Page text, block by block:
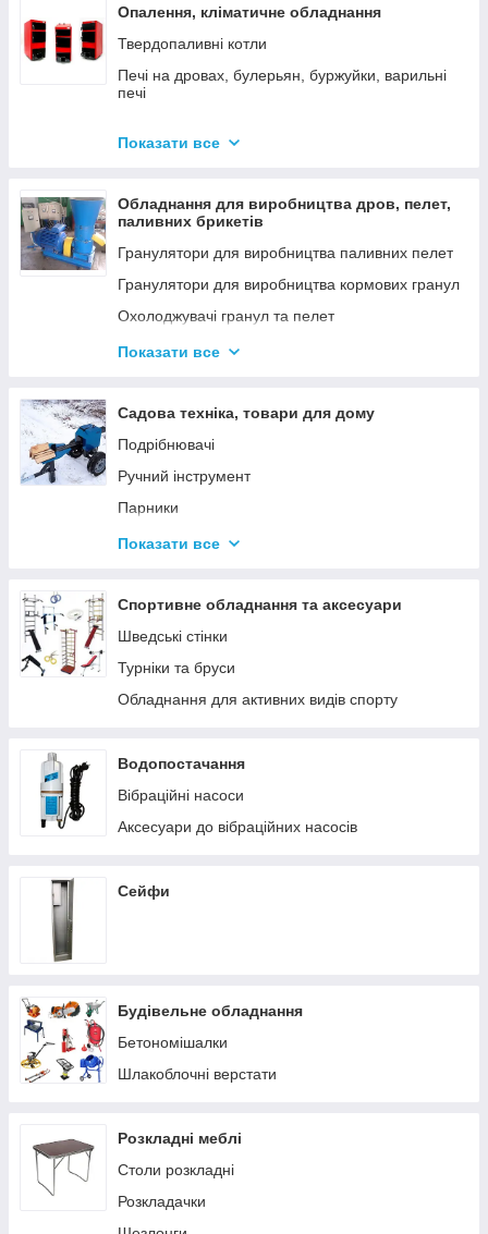
Опалення, кліматичне обладнання
Твердопаливні котли
Печі на дровах, булерьян, буржуйки, варильні
печі
Котли електричні
Газові котли
Аксесуари для твердопаливних котлів
Показати все
Обладнання для виробництва дров, пелет,
паливних брикетів
Гранулятори для виробництва паливних пелет
Гранулятори для виробництва кормових гранул
Охолоджувачі гранул та пелет
Подрібнювачі
Дровоколи
Показати все
Садова техніка, товари для дому
Подрібнювачі
Ручний інструмент
Парники
Термоси
Показати все
Спортивне обладнання та аксесуари
Шведські стінки
Турніки та бруси
Обладнання для активних видів спорту
Водопостачання
Вібраційні насоси
Аксесуари до вібраційних насосів
Сейфи
Будівельне обладнання
Бетономішалки
Шлакоблочні верстати
Розкладні меблі
Столи розкладні
Розкладачки